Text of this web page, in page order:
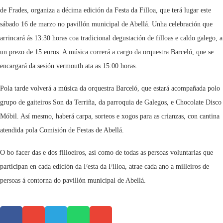
de Frades, organiza a décima edición da Festa da Filloa, que terá lugar este
sábado 16 de marzo no pavillón municipal de Abellá. Unha celebración que
arrincará ás 13:30 horas coa tradicional degustación de filloas e caldo galego, a
un prezo de 15 euros. A música correrá a cargo da orquestra Barceló, que se
encargará da sesión vermouth ata as 15:00 horas.
Pola tarde volverá a música da orquestra Barceló, que estará acompañada polo
grupo de gaiteiros Son da Terriña, da parroquia de Galegos, e Chocolate Disco
Móbil. Así mesmo, haberá carpa, sorteos e xogos para as crianzas, con cantina
atendida pola Comisión de Festas de Abellá.
O bo facer das e dos filloeiros, así como de todas as persoas voluntarias que
participan en cada edición da Festa da Filloa, atrae cada ano a milleiros de
persoas á contorna do pavillón municipal de Abellá.